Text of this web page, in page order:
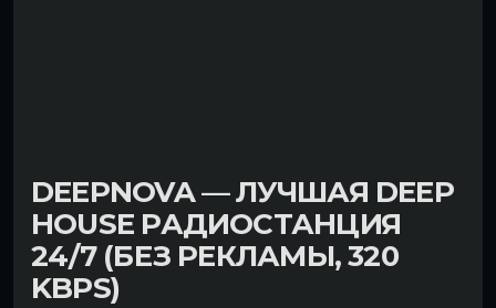
DEEPNOVA — ЛУЧШАЯ DEEP
HOUSE РАДИОСТАНЦИЯ
24/7 (БЕЗ РЕКЛАМЫ, 320
KBPS)